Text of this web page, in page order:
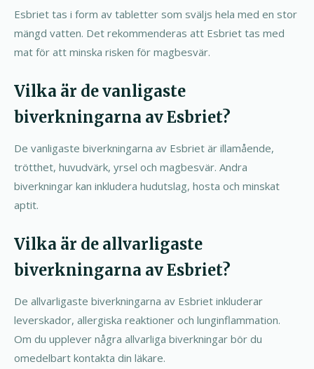
Esbriet tas i form av tabletter som sväljs hela med en stor
mängd vatten. Det rekommenderas att Esbriet tas med
mat för att minska risken för magbesvär.
Vilka är de vanligaste
biverkningarna av Esbriet?
De vanligaste biverkningarna av Esbriet är illamående,
trötthet, huvudvärk, yrsel och magbesvär. Andra
biverkningar kan inkludera hudutslag, hosta och minskat
aptit.
Vilka är de allvarligaste
biverkningarna av Esbriet?
De allvarligaste biverkningarna av Esbriet inkluderar
leverskador, allergiska reaktioner och lunginflammation.
Om du upplever några allvarliga biverkningar bör du
omedelbart kontakta din läkare.